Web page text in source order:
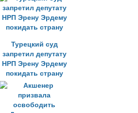
прошла в
парламент
Турецкий суд
запретил депутату
НРП Эрену Эрдему
покидать страну